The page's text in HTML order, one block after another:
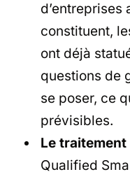
d’entreprises
constituent,
ont déjà
questions de
se poser, ce
prévisibles.
Le traitement
Qualified